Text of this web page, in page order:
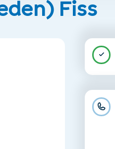
Fiss